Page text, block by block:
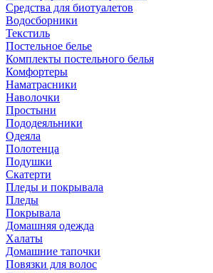
Средства для биотуалетов
Водосборники
Текстиль
Постельное белье
Комплекты постельного белья
Комфортеры
Наматрасники
Наволочки
Простыни
Пододеяльники
Одеяла
Полотенца
Подушки
Скатерти
Пледы и покрывала
Пледы
Покрывала
Домашняя одежда
Халаты
Домашние тапочки
Повязки для волос